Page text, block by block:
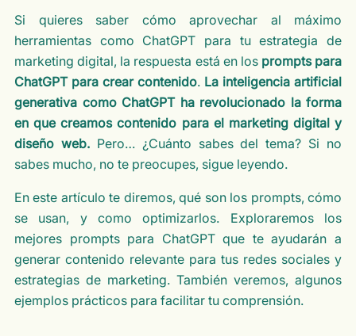
Si quieres saber cómo aprovechar al máximo
herramientas como ChatGPT para tu estrategia de
marketing digital, la respuesta está en los prompts para
ChatGPT para crear contenido. La inteligencia artificial
generativa como ChatGPT ha revolucionado la forma
en que creamos contenido para el marketing digital y
diseño web.Pero… ¿Cuánto sabes del tema? Si no
sabes mucho, no te preocupes, sigue leyendo.
En este artículo te diremos, qué son los prompts, cómo
se usan, y como optimizarlos. Exploraremos los
mejores prompts para ChatGPT que te ayudarán a
generar contenido relevante para tus redes sociales y
estrategias de marketing. También veremos, algunos
ejemplos prácticos para facilitar tu comprensión.